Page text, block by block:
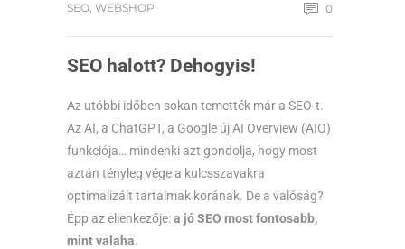
SEO, WEBSHOP 0
SEO halott? Dehogyis!
Az utóbbi időben sokan temették már a SEO-t.
Az AI, a ChatGPT, a Google új AI Overview (AIO)
funkciója… mindenki azt gondolja, hogy most
aztán tényleg vége a kulcsszavakra
optimalizált tartalmak korának. De a valóság?
Épp az ellenkezője:a jó SEO most fontosabb,
mint valaha.